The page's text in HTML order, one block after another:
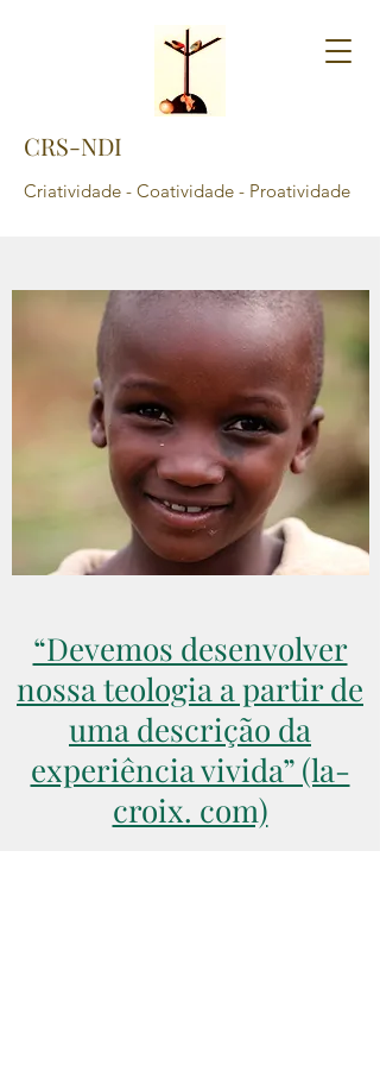
CRS-NDI
Criatividade - Coatividade - Proatividade
“Devemos desenvolver
nossa teologia a partir de
uma descrição da
experiência vivida” (la-
croix. com)